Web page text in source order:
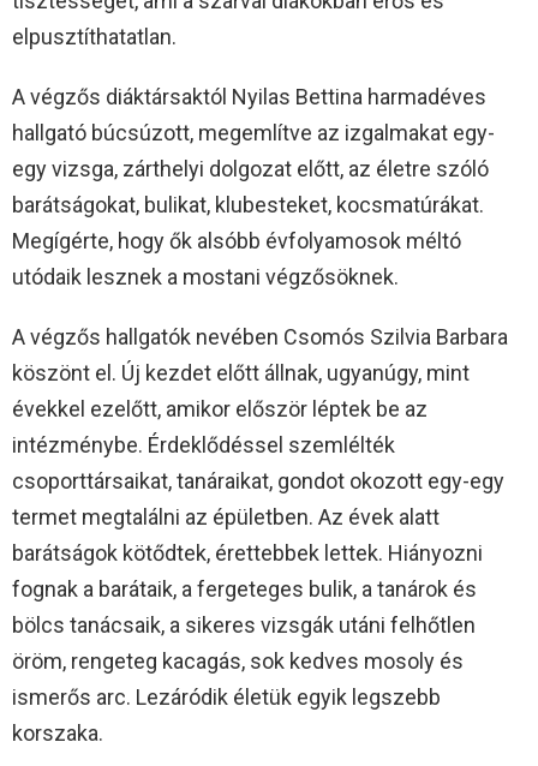
elpusztíthatatlan.
A végzős diáktársaktól Nyilas Bettina harmadéves
hallgató búcsúzott, megemlítve az izgalmakat egy-
egy vizsga, zárthelyi dolgozat előtt, az életre szóló
barátságokat, bulikat, klubesteket, kocsmatúrákat.
Megígérte, hogy ők alsóbb évfolyamosok méltó
utódaik lesznek a mostani végzősöknek.
A végzős hallgatók nevében Csomós Szilvia Barbara
köszönt el. Új kezdet előtt állnak, ugyanúgy, mint
évekkel ezelőtt, amikor először léptek be az
intézménybe. Érdeklődéssel szemlélték
csoporttársaikat, tanáraikat, gondot okozott egy-egy
termet megtalálni az épületben. Az évek alatt
barátságok kötődtek, érettebbek lettek. Hiányozni
fognak a barátaik, a fergeteges bulik, a tanárok és
bölcs tanácsaik, a sikeres vizsgák utáni felhőtlen
öröm, rengeteg kacagás, sok kedves mosoly és
ismerős arc. Lezáródik életük egyik legszebb
korszaka.